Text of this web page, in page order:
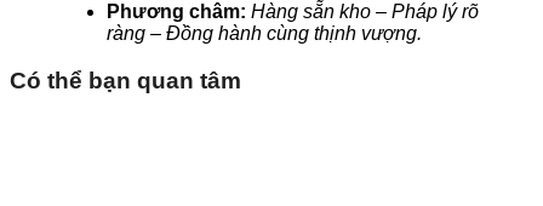
Phương châm: Hàng sẵn kho – Pháp lý rõ
ràng – Đồng hành cùng thịnh vượng.
Có thể bạn quan tâm